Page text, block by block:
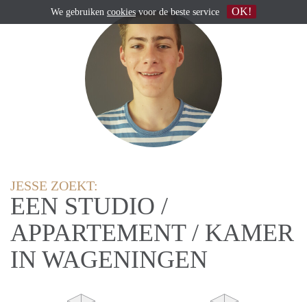
JESSE ZOEKT:
EEN STUDIO /
APPARTEMENT / KAMER
IN WAGENINGEN
We gebruiken cookies voor de beste service OK!